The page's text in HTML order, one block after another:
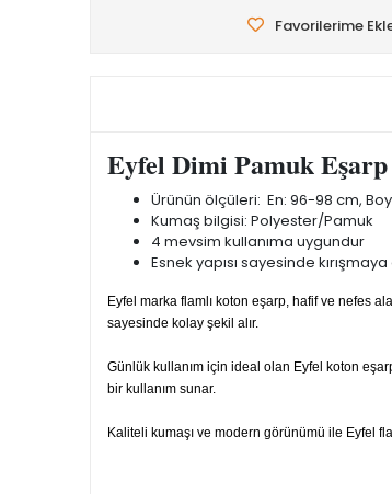
Favorilerime
Eyfel Dimi Pamuk Eşarp
Ürünün ölçüleri: En: 96-98 cm,
Kumaş bilgisi: Polyester/Pamuk
4 mevsim kullanıma uygundur
Esnek yapısı sayesinde
Eyfel marka flamlı koton eşarp, hafif ve nefes
sayesinde kolay şekil alır.
Günlük kullanım için ideal olan Eyfel koton
bir kullanım sunar.
Kaliteli kumaşı ve modern görünümü ile Eyfel